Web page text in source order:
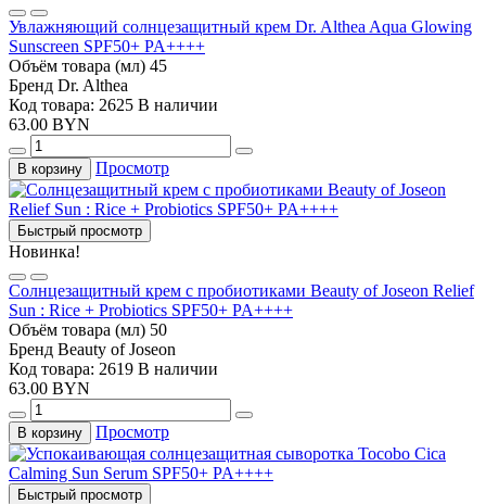
Увлажняющий солнцезащитный крем Dr. Althea Aqua Glowing
Sunscreen SPF50+ PA++++
Объём товара (мл) 45
Бренд Dr. Althea
Код товара: 2625 В наличии
63.00 BYN
В корзину Просмотр
Быстрый просмотр
Новинка!
Солнцезащитный крем с пробиотиками Beauty of Joseon Relief
Sun : Rice + Probiotics SPF50+ PA++++
Объём товара (мл) 50
Бренд Beauty of Joseon
Код товара: 2619 В наличии
63.00 BYN
В корзину Просмотр
Быстрый просмотр